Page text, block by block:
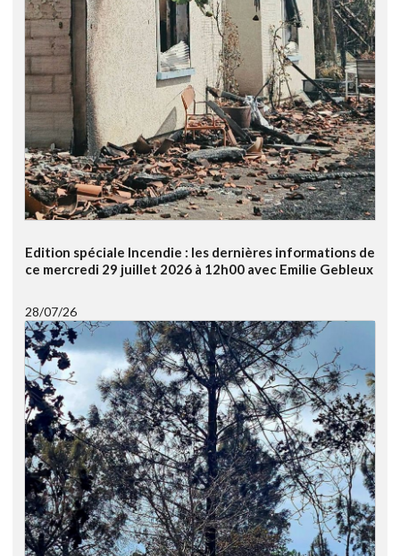
Edition spéciale Incendie : les dernières informations de
ce mercredi 29 juillet 2026 à 12h00 avec Emilie Gebleux
28/07/26